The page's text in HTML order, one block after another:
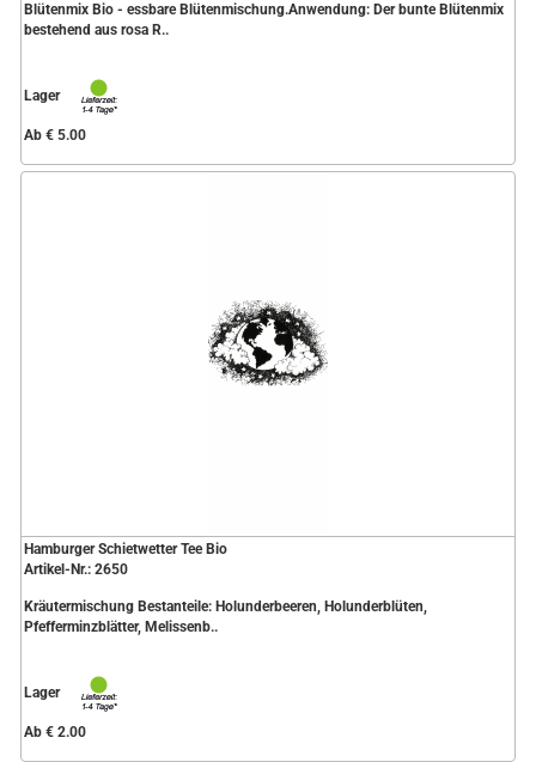
Blütenmix Bio - essbare Blütenmischung.Anwendung: Der bunte Blütenmix
bestehend aus rosa R..
Lager
Ab € 5.00
Hamburger Schietwetter Tee Bio
Artikel-Nr.: 2650
Kräutermischung Bestanteile: Holunderbeeren, Holunderblüten,
Pfefferminzblätter, Melissenb..
Lager
Ab € 2.00